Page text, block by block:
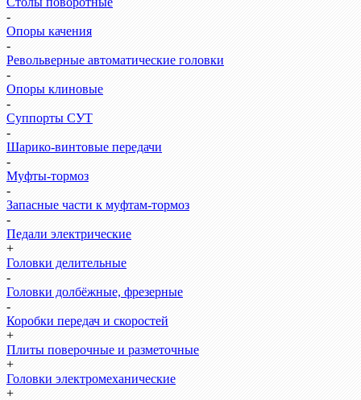
-
Опоры качения
-
Револьверные автоматические головки
-
Опоры клиновые
-
Суппорты СУТ
-
Шарико-винтовые передачи
-
Муфты-тормоз
-
Запасные части к муфтам-тормоз
-
Педали электрические
+
Головки делительные
-
Головки долбёжные, фрезерные
-
Коробки передач и скоростей
+
Плиты поверочные и разметочные
+
Головки электромеханические
+